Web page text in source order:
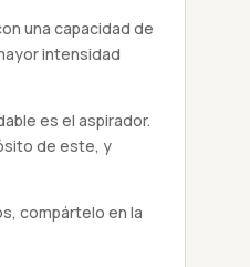
una capacidad de
intensidad
es el aspirador.
de este, y
compártelo en la